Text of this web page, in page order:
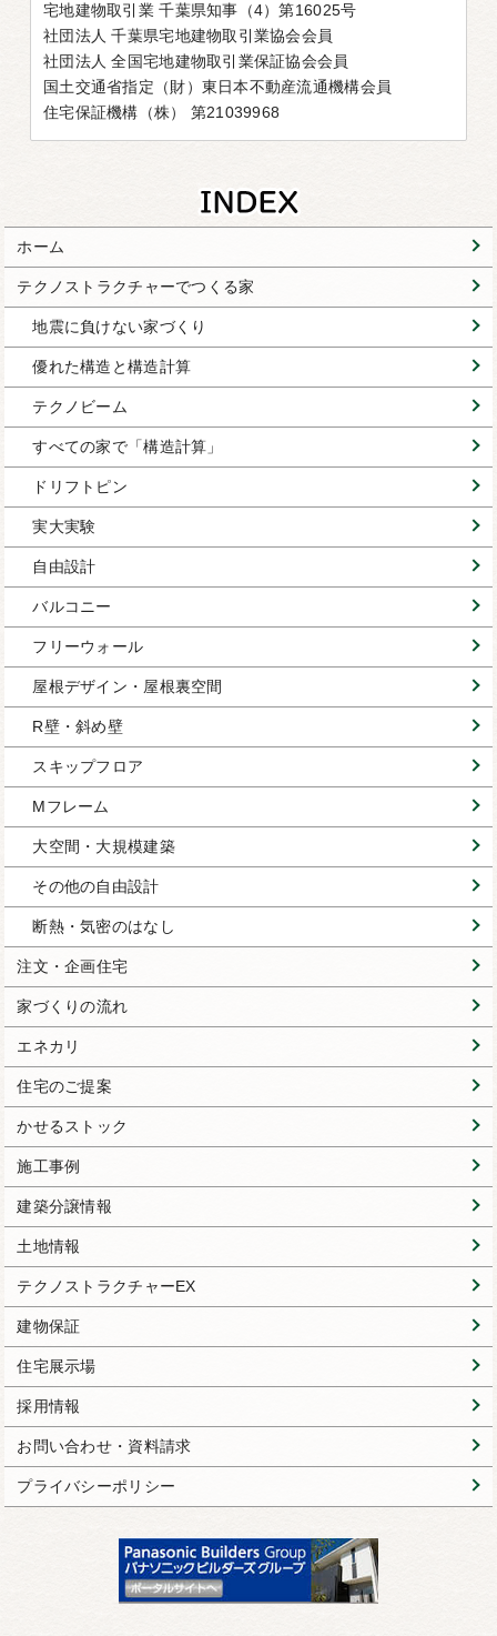
宅地建物取引業 千葉県知事（4）第16025号
社団法人 千葉県宅地建物取引業協会会員
社団法人 全国宅地建物取引業保証協会会員
国土交通省指定（財）東日本不動産流通機構会員
住宅保証機構（株） 第21039968
ホーム
テクノストラクチャーでつくる家
地震に負けない家づくり
優れた構造と構造計算
テクノビーム
すべての家で「構造計算」
ドリフトピン
実大実験
自由設計
バルコニー
フリーウォール
屋根デザイン・屋根裏空間
R壁・斜め壁
スキップフロア
Mフレーム
大空間・大規模建築
その他の自由設計
断熱・気密のはなし
注文・企画住宅
家づくりの流れ
エネカリ
住宅のご提案
かせるストック
施工事例
建築分譲情報
土地情報
テクノストラクチャーEX
建物保証
住宅展示場
採用情報
お問い合わせ・資料請求
プライバシーポリシー